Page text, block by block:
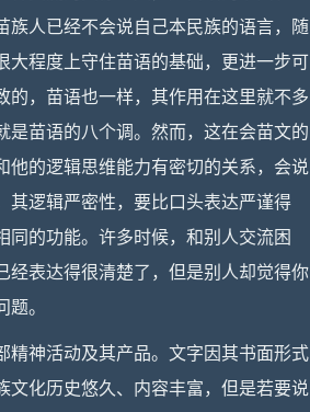
人已经不会说自己本民族的语言，随
程度上守住苗语的基础，更进一步可
，苗语也一样，其作用在这里就不多
苗语的八个调。然而，这在会苗文的
的逻辑思维能力有密切的关系，会说
其逻辑严密性，要比口头表达严谨得
的功能。许多时候，和别人交流困
表达得很清楚了，但是别人却觉得你
。
神活动及其产品。文字因其书面形式
化历史悠久、内容丰富，但是若要说